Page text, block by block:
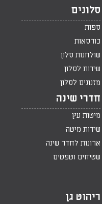
סלונים
ספות
כורסאות
שולחנות סלון
שידות לסלון
מזנונים לסלון
חדרי שינה
מיטות עץ
שידות מיטה
ארונות לחדר שינה
שטיחים וטפטים
ריהוט גן